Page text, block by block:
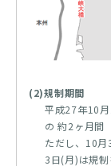
(2)規制期間
平成27年10
の 約2ヶ月間
ただし、10
3日(月)は規制